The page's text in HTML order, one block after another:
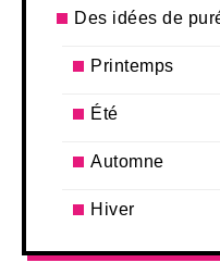
Des idées de
Printemps
Été
Automne
Hiver